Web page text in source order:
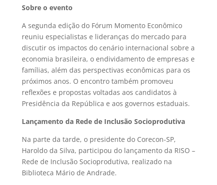
Sobre o evento
A segunda edição do Fórum Momento Econômico
reuniu especialistas e lideranças do mercado para
discutir os impactos do cenário internacional sobre a
economia brasileira, o endividamento de empresas e
famílias, além das perspectivas econômicas para os
próximos anos. O encontro também promoveu
reflexões e propostas voltadas aos candidatos à
Presidência da República e aos governos estaduais.
Lançamento da Rede de Inclusão Socioprodutiva
Na parte da tarde, o presidente do Corecon-SP,
Haroldo da Silva, participou do lançamento da RISO –
Rede de Inclusão Socioprodutiva, realizado na
Biblioteca Mário de Andrade.